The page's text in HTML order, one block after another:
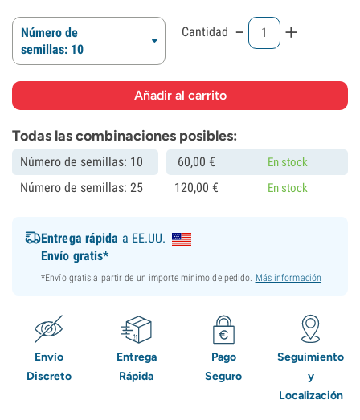
Número de
semillas: 10
Cantidad - +
Todas las combinaciones posibles:
Número de semillas: 10 60,00 € En stock
Número de semillas: 25 120,00 € En stock
Entrega rápida a EE.UU.
Envío gratis*
*Envío gratis a partir de un importe mínimo de pedido. Más información
Envío
Discreto
Entrega
Rápida
Pago
Seguro
Seguimiento
y
Localización